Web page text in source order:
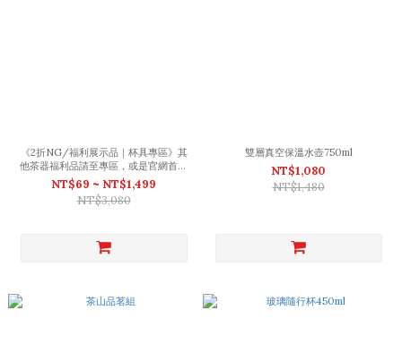
《2折NG/福利展示品｜杯具專區》其
他茶器福利品請至專區，或是官網首頁
最下方。
NT$69 ~ NT$1,499
NT$3,080
雙層真空保溫水壺750ml
NT$1,080
NT$1,480